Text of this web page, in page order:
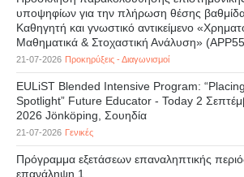
υποψηφίων για την πλήρωση θέσης
Καθηγητή και γνωστικό αντικείμενο
Μαθηματικά & Στοχαστική Ανάλυση»
21-07-2026 Προκηρύξεις - Διαγωνισμοί
EULiST Blended Intensive Program:
Spotlight” Future Educator - Today 2
2026 Jönköping, Σουηδία
21-07-2026 Γενικές
Πρόγραμμα εξετάσεων επαναληπτικής
επανάληψη 1